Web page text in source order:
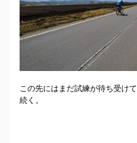
この先にはまだ試練が待ち受け
続く。